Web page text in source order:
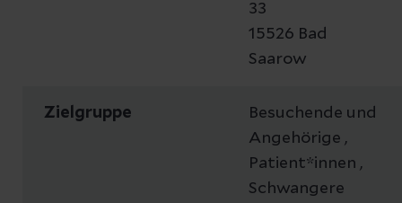
33
15526 Bad
Saarow
Zielgruppe
Besuchende und
Angehörige ,
Patient*innen ,
Schwangere